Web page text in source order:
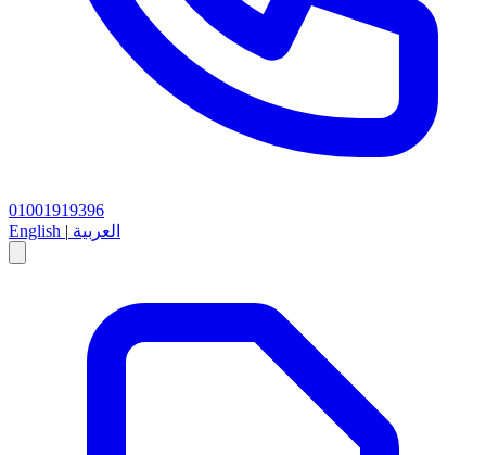
01001919396
English | العربية